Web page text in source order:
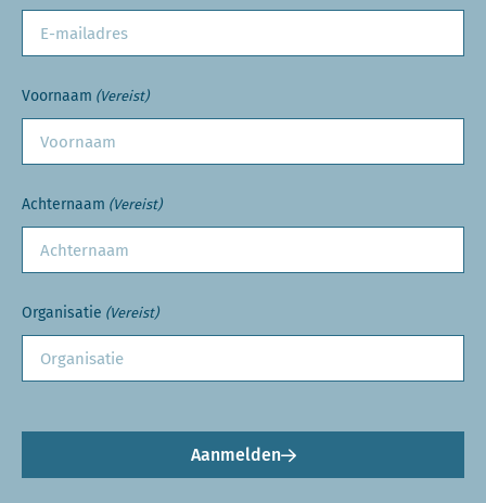
Voornaam (Vereist)
Achternaam (Vereist)
Organisatie (Vereist)
Aanmelden